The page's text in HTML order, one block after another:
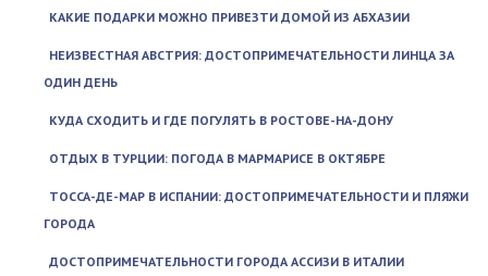
КАКИЕ ПОДАРКИ МОЖНО ПРИВЕЗТИ ДОМОЙ ИЗ АБХАЗИИ
НЕИЗВЕСТНАЯ АВСТРИЯ: ДОСТОПРИМЕЧАТЕЛЬНОСТИ ЛИНЦА ЗА
ОДИН ДЕНЬ
КУДА СХОДИТЬ И ГДЕ ПОГУЛЯТЬ В РОСТОВЕ-НА-ДОНУ
ОТДЫХ В ТУРЦИИ: ПОГОДА В МАРМАРИСЕ В ОКТЯБРЕ
ТОССА-ДЕ-МАР В ИСПАНИИ: ДОСТОПРИМЕЧАТЕЛЬНОСТИ И ПЛЯЖИ
ГОРОДА
ДОСТОПРИМЕЧАТЕЛЬНОСТИ ГОРОДА АССИЗИ В ИТАЛИИ